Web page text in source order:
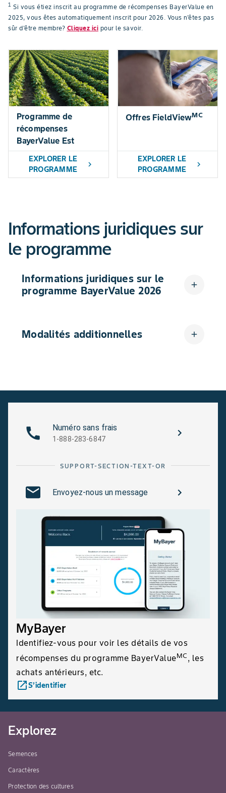
1 Si vous étiez inscrit au programme de récompenses BayerValue en
2025, vous êtes automatiquement inscrit pour 2026. Vous n'êtes pas
sûr d'être membre? Cliquez ici pour le savoir.
Programme de
récompenses
BayerValue Est
EXPLORER LE
PROGRAMME
chevron_right
Offres FieldViewMC
EXPLORER LE
PROGRAMME
chevron_right
Informations juridiques sur
le programme
Informations juridiques sur le
programme BayerValue 2026
add
Modalités additionnelles add
Numéro sans frais
1-888-283-6847
SUPPORT-SECTION-TEXT-OR
Envoyez-nous un message
MyBayer
Identifiez-vous pour voir les détails de vos
récompenses du programme BayerValueMC, les
achats antérieurs, etc.
launchS’identifier
Explorez
Semences
Caractères
Protection des cultures